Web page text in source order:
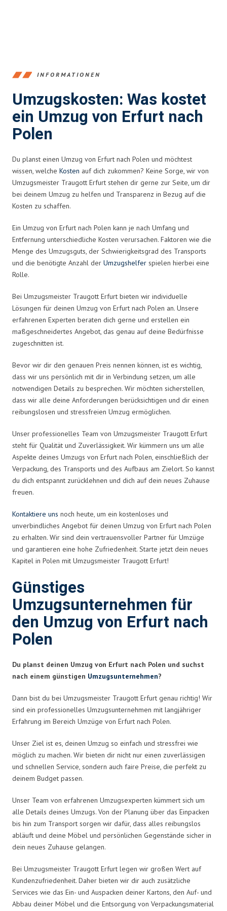
INFORMATIONEN
Umzugskosten: Was kostet
ein Umzug von Erfurt nach
Polen
Du planst einen Umzug von Erfurt nach Polen und möchtest
wissen, welche Kosten auf dich zukommen? Keine Sorge, wir von
Umzugsmeister Traugott Erfurt stehen dir gerne zur Seite, um dir
bei deinem Umzug zu helfen und Transparenz in Bezug auf die
Kosten zu schaffen.
Ein Umzug von Erfurt nach Polen kann je nach Umfang und
Entfernung unterschiedliche Kosten verursachen. Faktoren wie die
Menge des Umzugsguts, der Schwierigkeitsgrad des Transports
und die benötigte Anzahl der Umzugshelfer spielen hierbei eine
Rolle.
Bei Umzugsmeister Traugott Erfurt bieten wir individuelle
Lösungen für deinen Umzug von Erfurt nach Polen an. Unsere
erfahrenen Experten beraten dich gerne und erstellen ein
maßgeschneidertes Angebot, das genau auf deine Bedürfnisse
zugeschnitten ist.
Bevor wir dir den genauen Preis nennen können, ist es wichtig,
dass wir uns persönlich mit dir in Verbindung setzen, um alle
notwendigen Details zu besprechen. Wir möchten sicherstellen,
dass wir alle deine Anforderungen berücksichtigen und dir einen
reibungslosen und stressfreien Umzug ermöglichen.
Unser professionelles Team von Umzugsmeister Traugott Erfurt
steht für Qualität und Zuverlässigkeit. Wir kümmern uns um alle
Aspekte deines Umzugs von Erfurt nach Polen, einschließlich der
Verpackung, des Transports und des Aufbaus am Zielort. So kannst
du dich entspannt zurücklehnen und dich auf dein neues Zuhause
freuen.
Kontaktiere uns noch heute, um ein kostenloses und
unverbindliches Angebot für deinen Umzug von Erfurt nach Polen
zu erhalten. Wir sind dein vertrauensvoller Partner für Umzüge
und garantieren eine hohe Zufriedenheit. Starte jetzt dein neues
Kapitel in Polen mit Umzugsmeister Traugott Erfurt!
Günstiges
Umzugsunternehmen für
den Umzug von Erfurt nach
Polen
Du planst deinen Umzug von Erfurt nach Polen und suchst
nach einem günstigen Umzugsunternehmen?
Dann bist du bei Umzugsmeister Traugott Erfurt genau richtig! Wir
sind ein professionelles Umzugsunternehmen mit langjähriger
Erfahrung im Bereich Umzüge von Erfurt nach Polen.
Unser Ziel ist es, deinen Umzug so einfach und stressfrei wie
möglich zu machen. Wir bieten dir nicht nur einen zuverlässigen
und schnellen Service, sondern auch faire Preise, die perfekt zu
deinem Budget passen.
Unser Team von erfahrenen Umzugsexperten kümmert sich um
alle Details deines Umzugs. Von der Planung über das Einpacken
bis hin zum Transport sorgen wir dafür, dass alles reibungslos
abläuft und deine Möbel und persönlichen Gegenstände sicher in
dein neues Zuhause gelangen.
Bei Umzugsmeister Traugott Erfurt legen wir großen Wert auf
Kundenzufriedenheit. Daher bieten wir dir auch zusätzliche
Services wie das Ein- und Auspacken deiner Kartons, den Auf- und
Abbau deiner Möbel und die Entsorgung von Verpackungsmaterial